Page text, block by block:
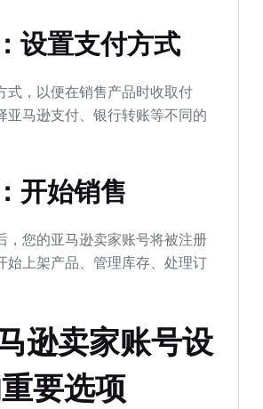
设置支付方式
式，以便在销售产品时收取付
亚马逊支付、银行转账等不同的
开始销售
，您的亚马逊卖家账号将被注册
始上架产品、管理库存、处理订
逊卖家账号设
要选项